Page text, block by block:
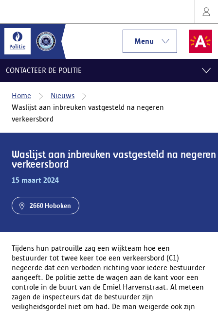
Menu
CONTACTEER DE POLITIE
Home
Nieuws
Waslijst aan inbreuken vastgesteld na negeren
verkeersbord
Waslijst aan inbreuken vastgesteld na negeren
verkeersbord
15 maart 2024
2660 Hoboken
Tijdens hun patrouille zag een wijkteam hoe een
bestuurder tot twee keer toe een verkeersbord (C1)
negeerde dat een verboden richting voor iedere bestuurder
aangeeft. De politie zette de wagen aan de kant voor een
controle in de buurt van de Emiel Harvenstraat. Al meteen
zagen de inspecteurs dat de bestuurder zijn
veiligheidsgordel niet om had. De man weigerde ook zijn